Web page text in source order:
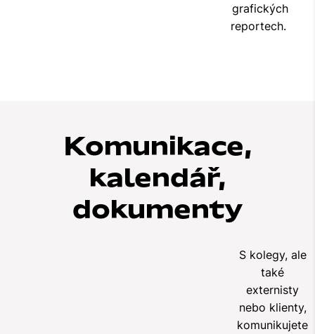
grafických
reportech.
Komunikace,
kalendář,
dokumenty
S kolegy, ale
také
externisty
nebo klienty,
komunikujete